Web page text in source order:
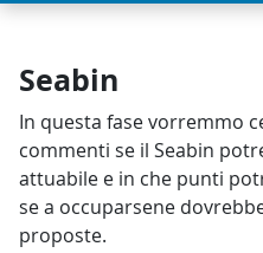
Seabin
In questa fase vorremmo
commenti se il Seabin
attuabile e in che punti
se a occuparsene
proposte.